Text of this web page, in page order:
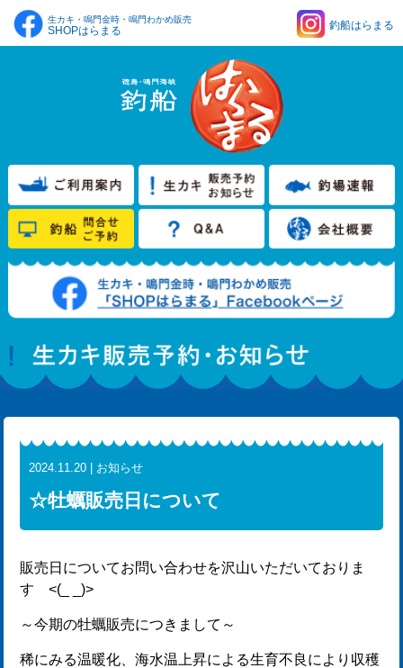
生カキ・鳴門金時・鳴門わかめ販売
SHOPはらまる 釣船はらまる
2024.11.20 | お知らせ
☆牡蠣販売日について
販売日についてお問い合わせを沢山いただいておりま
す <(_ _)>
～今期の牡蠣販売につきまして～
稀にみる温暖化、海水温上昇による生育不良により収穫